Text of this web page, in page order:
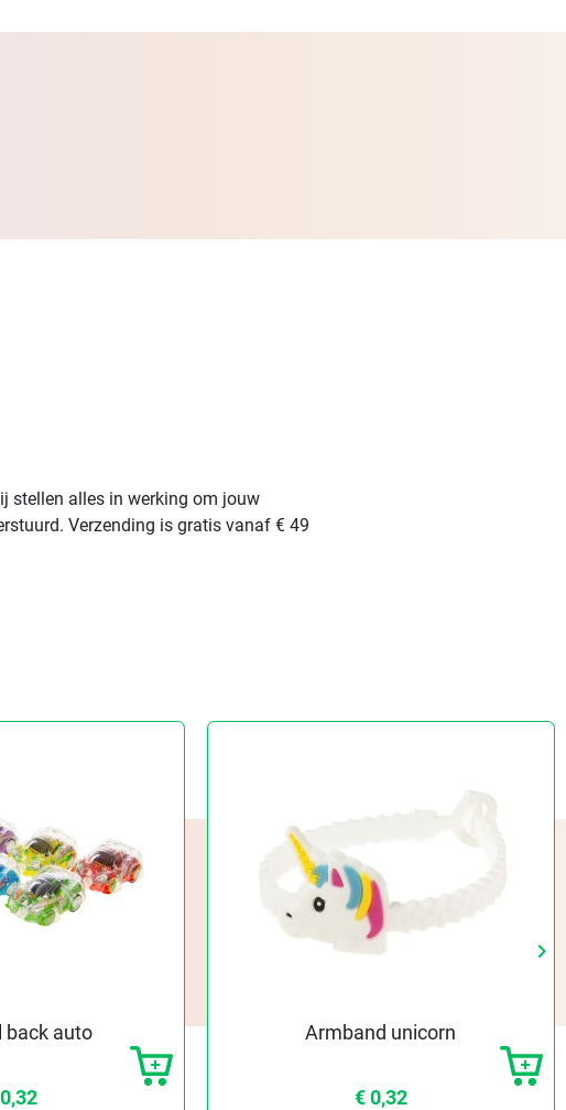
stellen alles in werking om jouw
Verzending is gratis vanaf € 49
keyboard_arrow_right
back auto Armband unicorn
€ 0,32